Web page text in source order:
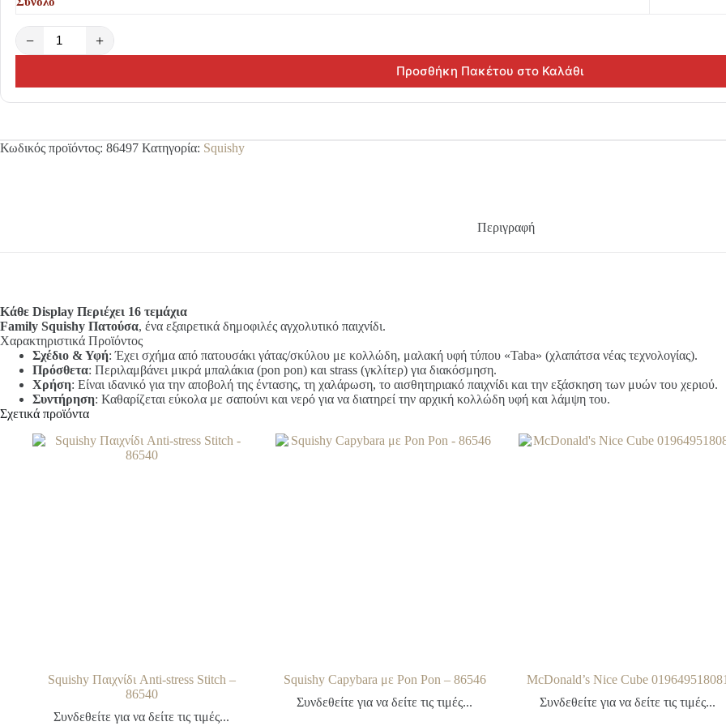
− +
Προσθήκη Πακέτου στο Καλάθι
Κωδικός προϊόντος: 86497 Κατηγορία: Squishy
Περιγραφή
Κάθε Display Περιέχει 16 τεμάχια
Family Squishy Πατούσα, ένα εξαιρετικά δημοφιλές αγχολυτικό παιχνίδι.
Χαρακτηριστικά Προϊόντος
Σχέδιο & Υφή: Έχει σχήμα από πατουσάκι γάτας/σκύλου με κολλώδη, μαλακή υφή τύπου «Taba» (χλαπάτσα νέας τεχνολογίας).
Πρόσθετα: Περιλαμβάνει μικρά μπαλάκια (pon pon) και strass (γκλίτερ) για διακόσμηση.
Χρήση: Είναι ιδανικό για την αποβολή της έντασης, τη χαλάρωση, το αισθητηριακό παιχνίδι και την εξάσκηση των μυών του χεριού.
Συντήρηση: Καθαρίζεται εύκολα με σαπούνι και νερό για να διατηρεί την αρχική κολλώδη υφή και λάμψη του.
Σχετικά προϊόντα
Squishy Παιχνίδι Anti-stress Stitch –
86540
Συνδεθείτε για να δείτε τις τιμές...
Squishy Capybara με Pon Pon – 86546
Συνδεθείτε για να δείτε τις τιμές...
McDonald’s Nice Cube 019649518081
Συνδεθείτε για να δείτε τις τιμές...